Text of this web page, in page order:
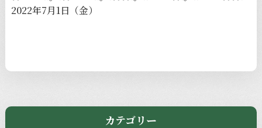
2022年7月1日（金）
カテゴリー